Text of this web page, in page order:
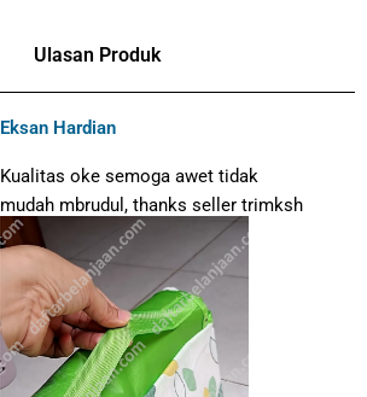
Ulasan Produk
Eksan Hardian
Kualitas oke semoga awet tidak
mudah mbrudul, thanks seller trimksh